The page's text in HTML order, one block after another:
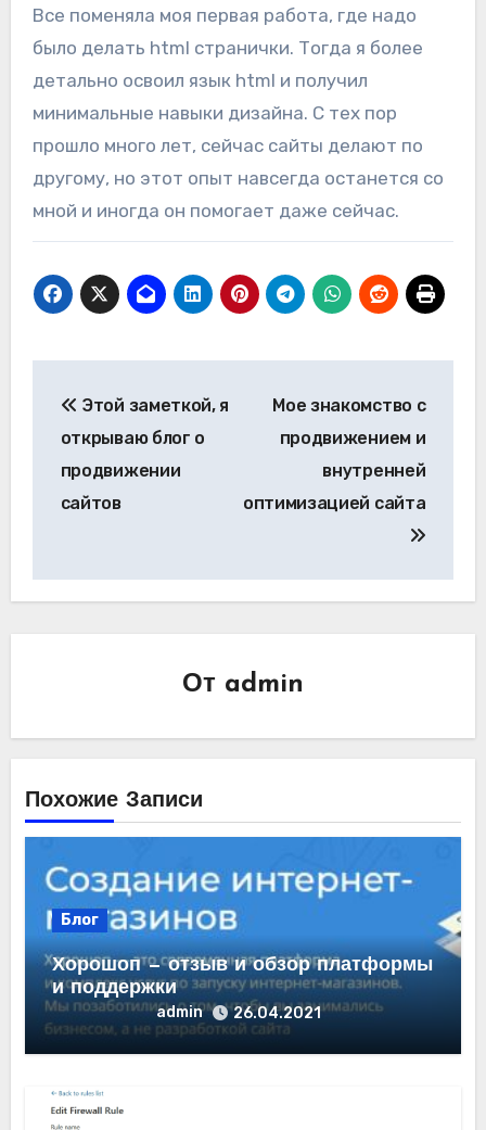
Все поменяла моя первая работа, где надо
было делать html странички. Тогда я более
детально освоил язык html и получил
минимальные навыки дизайна. С тех пор
прошло много лет, сейчас сайты делают по
другому, но этот опыт навсегда останется со
мной и иногда он помогает даже сейчас.
по
записям
Этой заметкой, я
открываю блог о
продвижении
сайтов
Мое знакомство с
продвижением и
внутренней
оптимизацией сайта
От admin
Похожие Записи
Блог
Хорошоп — отзыв и обзор платформы
и поддержки
admin 26.04.2021